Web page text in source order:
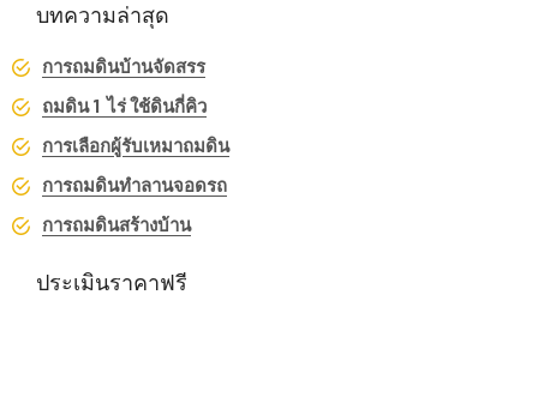
บทความล่าสุด
การถมดินบ้านจัดสรร
ถมดิน 1 ไร่ ใช้ดินกี่คิว
การเลือกผู้รับเหมาถมดิน
การถมดินทำลานจอดรถ
การถมดินสร้างบ้าน
ประเมินราคาฟรี